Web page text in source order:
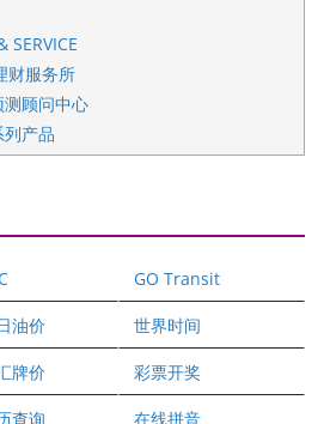
SERVICE
财服务所
顾问中心
产品
GO Transit
油价 世界时间
牌价 彩票开奖
查询 在线拼音